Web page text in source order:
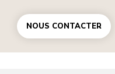
NOUS CONTACTER